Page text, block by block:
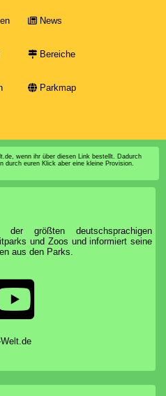
News
Bereiche
Parkmap
wenn ihr über diesen Link bestellt. Dadurch
durch euren Klick aber eine kleine Provision.
der größten deutschsprachigen
und Zoos und informiert seine
aus den Parks.